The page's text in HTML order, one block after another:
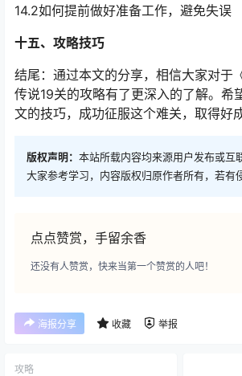
14.2如何提前做好准备工作，避免失误
十五、攻略技巧
结尾：通过本文的分享，相信大家对于
传说19关的攻略有了更深入的了解。希
文的技巧，成功征服这个难关，取得好成
版权声明： 本站所载内容均来源用户发布或互
大家参考学习，内容版权归原作者所有，若有
点点赞赏，手留余香
还没有人赞赏，快来当第一个赞赏的人吧！
海报分享 收藏 举报
攻略